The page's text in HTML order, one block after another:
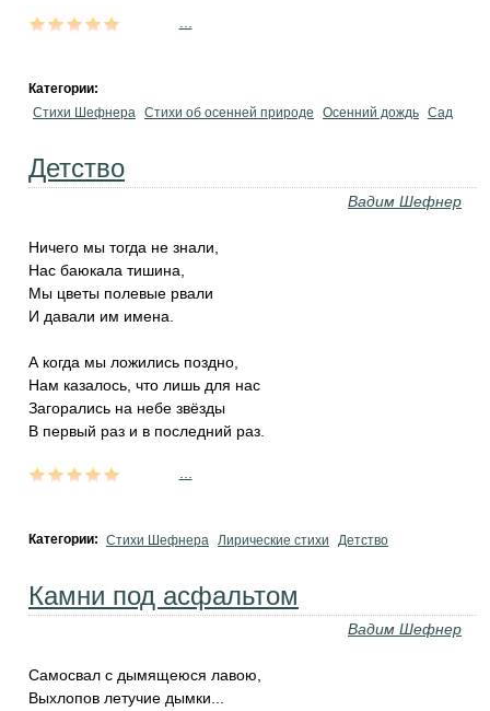
Категории:
Стихи Шефнера Стихи об осенней природе Осенний дождь Сад
Детство
Вадим Шефнер
Ничего мы тогда не знали,
Нас баюкала тишина,
Мы цветы полевые рвали
И давали им имена.
А когда мы ложились поздно,
Нам казалось, что лишь для нас
Загорались на небе звёзды
В первый раз и в последний раз.
Категории: Стихи Шефнера Лирические стихи Детство
Камни под асфальтом
Вадим Шефнер
Самосвал с дымящеюся лавою,
Выхлопов летучие дымки...